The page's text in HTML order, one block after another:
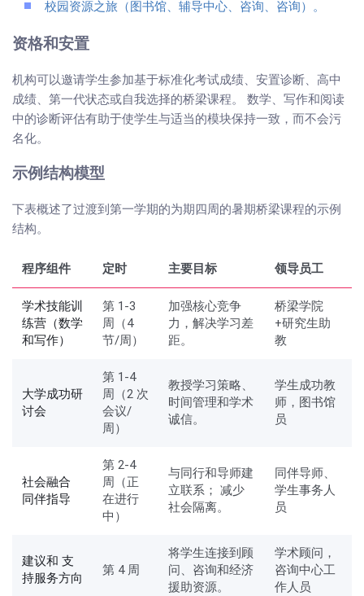
校园资源之旅（图书馆、辅导中心、咨询、咨询）。
资格和安置
机构可以邀请学生参加基于标准化考试成绩、安置诊断、高中
成绩、第一代状态或自我选择的桥梁课程。 数学、写作和阅读
中的诊断评估有助于使学生与适当的模块保持一致，而不会污
名化。
示例结构模型
下表概述了过渡到第一学期的为期四周的暑期桥梁课程的示例
结构。
程序组件 定时 主要目标 领导员工
学术技能训
练营（数学
和写作）
第 1-3
周（4
节/周）
加强核心竞争
力，解决学习差
距。
桥梁学院
+研究生助
教
大学成功研
讨会
第 1-4
周（2 次
会议/
周）
教授学习策略、
时间管理和学术
诚信。
学生成功教
师，图书馆
员
社会融合
同伴指导
第 2-4
周（正
在进行
中）
与同行和导师建
立联系； 减少
社会隔离。
同伴导师、
学生事务人
员
建议和 支
持服务方向
第 4 周
将学生连接到顾
问、咨询和经济
援助资源。
学术顾问，
咨询中心工
作人员